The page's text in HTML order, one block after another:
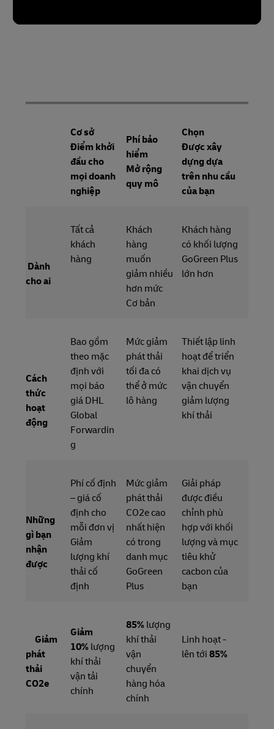
Cơ sở
Điểm khởi
đầu cho
mọi doanh
nghiệp
Phí bảo
hiểm
Mở rộng
quy mô
Chọn
Được xây
dựng dựa
trên nhu cầu
của bạn
Dành
cho ai
Tất cả
khách
hàng
Khách
hàng
muốn
giảm nhiều
hơn mức
Cơ bản
Khách hàng
có khối lượng
GoGreen Plus
lớn hơn
Cách
thức
hoạt
động
Bao gồm
theo mặc
định với
mọi báo
giá DHL
Global
Forwardin
g
Mức giảm
phát thải
tối đa có
thể ở mức
lô hàng
Thiết lập linh
hoạt để triển
khai dịch vụ
vận chuyển
giảm lượng
khí thải
Những
gì bạn
nhận
được
Phí cố định
– giá cố
định cho
mỗi đơn vị
Giảm
lượng khí
thải cố
định
Mức giảm
phát thải
CO2e cao
nhất hiện
có trong
danh mục
GoGreen
Plus
Giải pháp
được điều
chỉnh phù
hợp với khối
lượng và mục
tiêu khử
cacbon của
bạn
Giảm
phát
thải
CO2e
Giảm
10%lượng
khí thải
vận tải
chính
85%lượng
khí thải
vận
chuyển
hàng hóa
chính
Linh hoạt -
lên tới85%